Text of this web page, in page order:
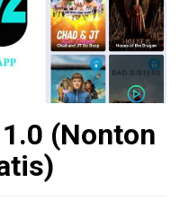
(Nonton